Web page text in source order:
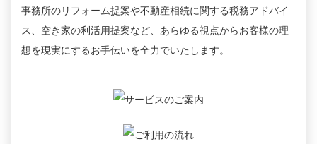
事務所のリフォーム提案や不動産相続に関する税務アドバイ
ス、空き家の利活用提案など、 あらゆる視点からお客様の理
想を現実にするお手伝いを全力でいたします。